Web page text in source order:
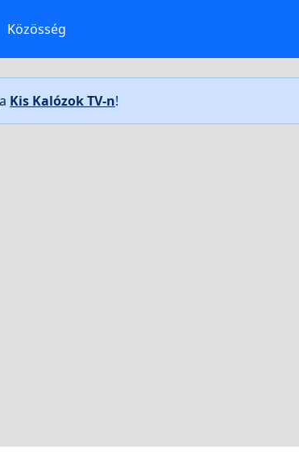
Közösség
Kis Kalózok TV-n!